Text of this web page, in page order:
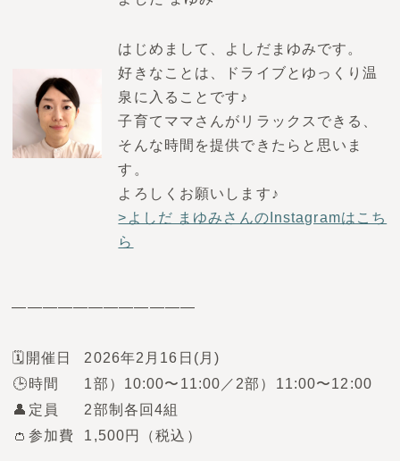
はじめまして、よしだまゆみです。
好きなことは、ドライブとゆっくり温
泉に入ることです♪
子育てママさんがリラックスできる、
そんな時間を提供できたらと思いま
す。
よろしくお願いします♪
>よしだ まゆみさんのInstagramはこち
ら
————————————
🗓️開催日
2026年2月16日(月)
🕒時間
1部）10:00〜11:00／2部）11:00〜12:00
👤定員
2部制各回4組
👛参加費
1,500円（税込）